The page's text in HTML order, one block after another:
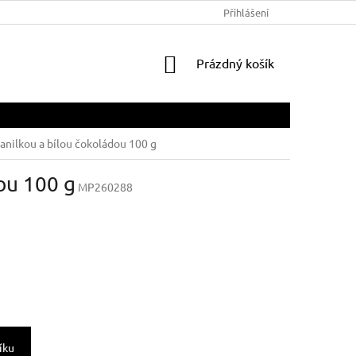
Přihlášení
NÁKUPNÍ
Prázdný košík
a bílou čokoládou 100 g
100 g MP260288